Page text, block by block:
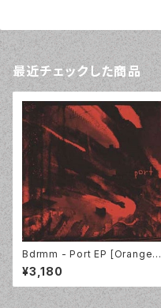
最近チェックした商品
Bdrmm - Port EP [Orange V
inyl] Sonic Cathedral SCR1
99T
¥3,180